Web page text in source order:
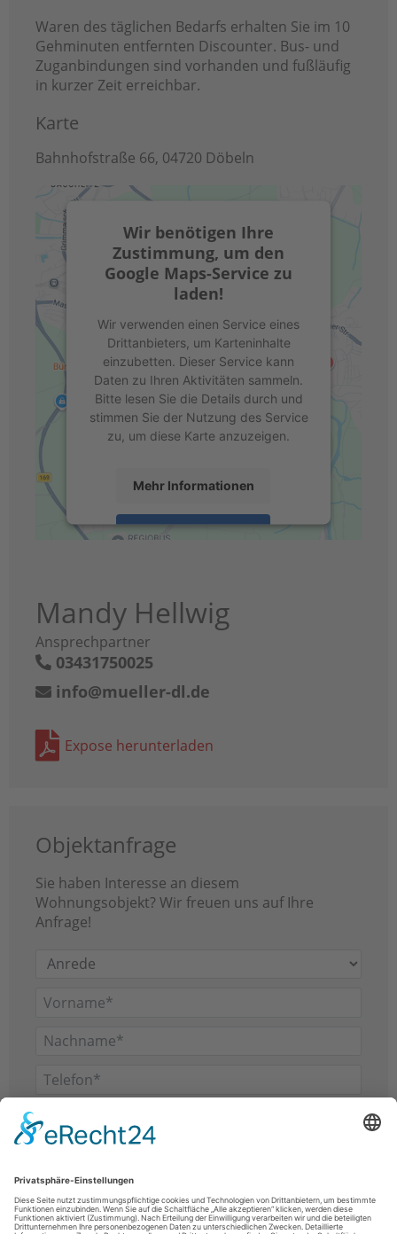
Waren des täglichen Bedarfs erhalten Sie im 10
Gehminuten entfernten Discounter. Bus- und
Zuganbindungen sind vorhanden und fußläufig
in kurzer Zeit erreichbar.
Karte
Bahnhofstraße 66, 04720 Döbeln
Wir benötigen Ihre
Zustimmung, um den
Google Maps-Service zu
laden!
Wir verwenden einen Service eines
Drittanbieters, um Karteninhalte
einzubetten. Dieser Service kann
Daten zu Ihren Aktivitäten sammeln.
Bitte lesen Sie die Details durch und
stimmen Sie der Nutzung des Service
zu, um diese Karte anzuzeigen.
Mehr Informationen
Akzeptieren
Mandy Hellwig
Ansprechpartner
03431750025
info@mueller-dl.de
Expose herunterladen
Objektanfrage
Sie haben Interesse an diesem
Wohnungsobjekt? Wir freuen uns auf Ihre
Anfrage!
Anrede
Vorname
Nachname
Telefon
Anfrage Senden